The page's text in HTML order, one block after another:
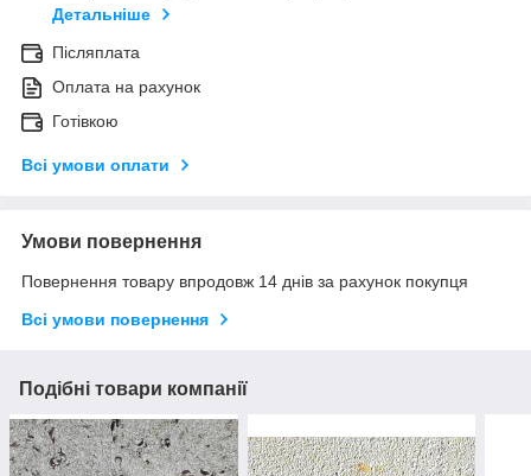
Детальніше
Післяплата
Оплата на рахунок
Готівкою
Всі умови оплати
Умови повернення
Повернення товару впродовж 14 днів за рахунок покупця
Всі умови повернення
Подібні товари компанії